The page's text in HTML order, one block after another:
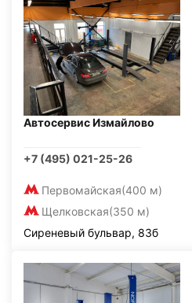
Автосервис Измайлово
+7 (495) 021-25-26
Первомайская(400 м)
Щелковская(350 м)
Сиреневый бульвар, 83б